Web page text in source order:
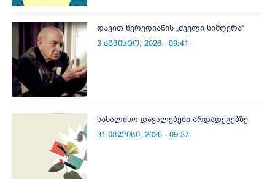
დავით წერედიანის „ძველი სიმღერა“
3 აგვისტო, 2026 - 09:41
სახალისო დავალებები არდადეგებზე
31 ივლისი, 2026 - 09:37